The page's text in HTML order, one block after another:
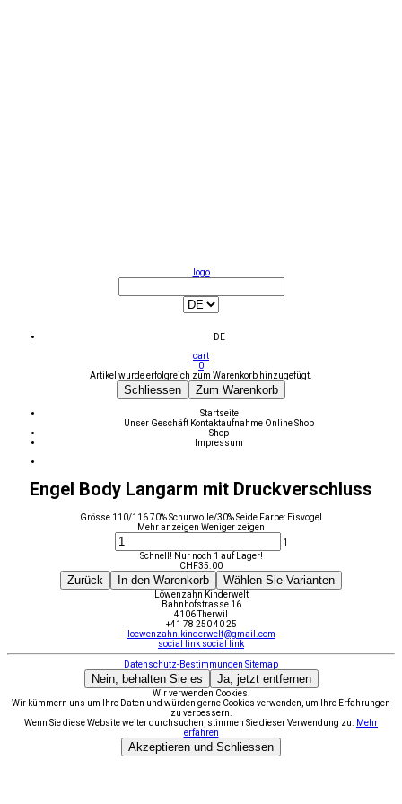
logo
DE
cart
0
Artikel wurde erfolgreich zum Warenkorb hinzugefügt.
Schliessen Zum Warenkorb
Startseite
Unser Geschäft Kontaktaufnahme Online Shop
Shop
Impressum
Engel Body Langarm mit Druckverschluss
Grösse 110/116 70% Schurwolle/30% Seide Farbe: Eisvogel
Mehr anzeigen Weniger zeigen
1
Schnell! Nur noch 1 auf Lager!
CHF35.00
Zurück In den Warenkorb Wählen Sie Varianten
Löwenzahn Kinderwelt
Bahnhofstrasse 16
4106 Therwil
+41 78 250 40 25
loewenzahn.kinderwelt@gmail.com
social link social link
Datenschutz-Bestimmungen Sitemap
Nein, behalten Sie es Ja, jetzt entfernen
Wir verwenden Cookies.
Wir kümmern uns um Ihre Daten und würden gerne Cookies verwenden, um Ihre Erfahrungen
zu verbessern.
Wenn Sie diese Website weiter durchsuchen, stimmen Sie dieser Verwendung zu.
Mehr
erfahren
Akzeptieren und Schliessen